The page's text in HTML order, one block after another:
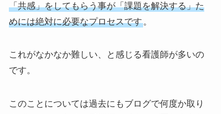
「共感」をしてもらう事が「課題を解決する」た
めには絶対に必要なプロセスです。
これがなかなか難しい、と感じる看護師が多いの
です。
このことについては過去にもブログで何度か取り